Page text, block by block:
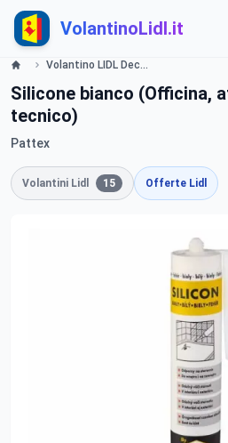
VolantinoLidl.it
Volantino LIDL Decorare colora, riparazione - Offerte e Promozioni - valide dal 30 Gennaio 2014 Lidl
Silicone bianco (Officina,
tecnico)
Pattex
Volantini Lidl 15 Offerte Lidl